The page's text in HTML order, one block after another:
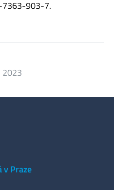
7363-903-7.
2023
v Praze